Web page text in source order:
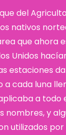
del
nativos
que ahora
Unidos
estaciones
a cada luna
a todo
nombres, y
utilizados